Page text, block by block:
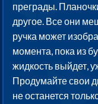
преграды.
другое. Все они
ручка может
момента, пока из
жидкость выйдет,
Продумайте свои
не останется